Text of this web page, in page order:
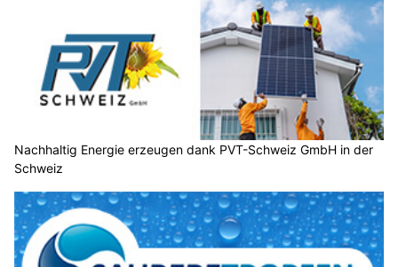
Nachhaltig Energie erzeugen dank PVT-Schweiz GmbH in der
Schweiz